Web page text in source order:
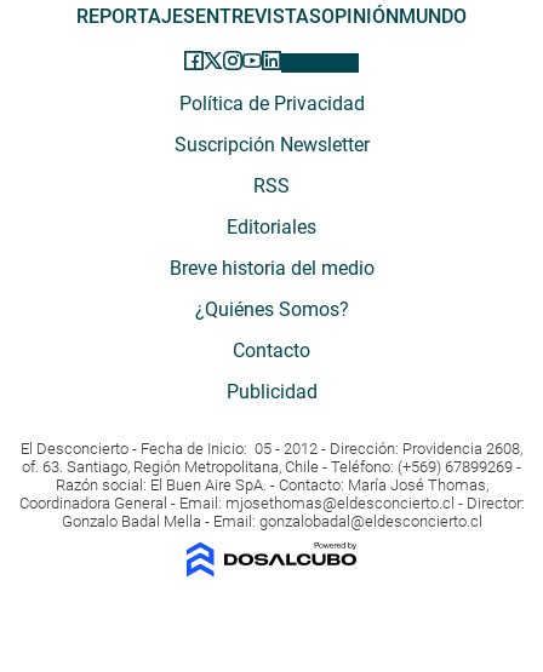
REPORTAJES ENTREVISTASOPINIÓN MUNDO
Política de Privacidad
Suscripción Newsletter
RSS
Editoriales
Breve historia del medio
¿Quiénes Somos?
Contacto
Publicidad
El Desconcierto - Fecha de Inicio: 05 - 2012 - Dirección: Providencia 2608,
of. 63. Santiago, Región Metropolitana, Chile - Teléfono: (+569) 67899269 -
Razón social: El Buen Aire SpA. - Contacto: María José Thomas,
Coordinadora General - Email: mjosethomas@eldesconcierto.cl - Director:
Gonzalo Badal Mella - Email: gonzalobadal@eldesconcierto.cl